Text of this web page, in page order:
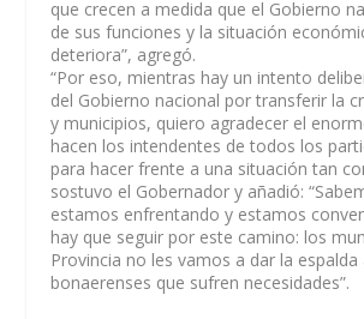
que crecen a medida que el Gobierno
de sus funciones y la situación
deteriora”, agregó.
“Por eso, mientras hay un intento
del Gobierno nacional por transferir la
y municipios, quiero agradecer el
hacen los intendentes de todos los
para hacer frente a una situación tan
sostuvo el Gobernador y añadió:
estamos enfrentando y estamos
hay que seguir por este camino: los
Provincia no les vamos a dar la espalda
bonaerenses que sufren necesidades”.